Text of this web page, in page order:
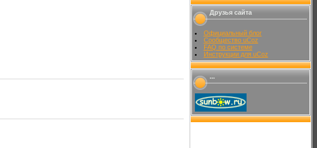
Друзья сайта
Официальный блог
Сообщество uCoz
FAQ по системе
Инструкции для uCoz
...